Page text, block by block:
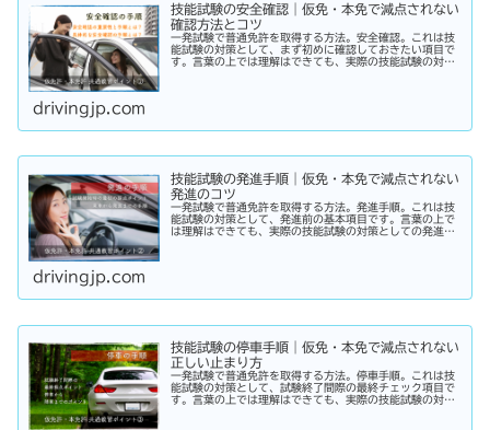
技能試験の安全確認｜仮免・本免で減点されない
確認方法とコツ
一発試験で普通免許を取得する方法。安全確認。これは技
能試験の対策として、まず初めに確認しておきたい項目で
す。言葉の上では理解はできても、実際の技能試験の対策
drivingjp.com
技能試験の発進手順｜仮免・本免で減点されない
発進のコツ
一発試験で普通免許を取得する方法。発進手順。これは技
能試験の対策として、発進前の基本項目です。言葉の上で
は理解はできても、実際の技能試験の対策としての発進手
drivingjp.com
技能試験の停車手順｜仮免・本免で減点されない
正しい止まり方
一発試験で普通免許を取得する方法。停車手順。これは技
能試験の対策として、試験終了間際の最終チェック項目で
す。言葉の上では理解はできても、実際の技能試験の対策